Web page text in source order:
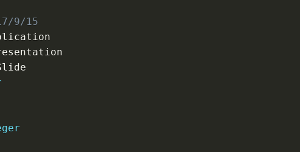
.Slides
9/15